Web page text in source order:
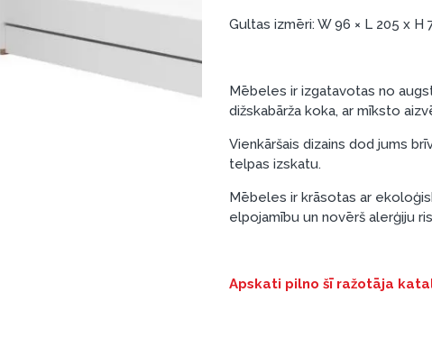
Gultas izmēri: W 96 × L 205 x H
Mēbeles ir izgatavotas no
dižskabārža koka, ar mīksto
Vienkāršais dizains dod jums
telpas izskatu.
Mēbeles ir krāsotas ar
elpojamību un novērš alerģiju
Apskati pilno šī ražotāja